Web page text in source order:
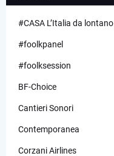
#CASA L’Italia da lontano
#foolkpanel
#foolksession
BF-Choice
Cantieri Sonori
Contemporanea
Corzani Airlines